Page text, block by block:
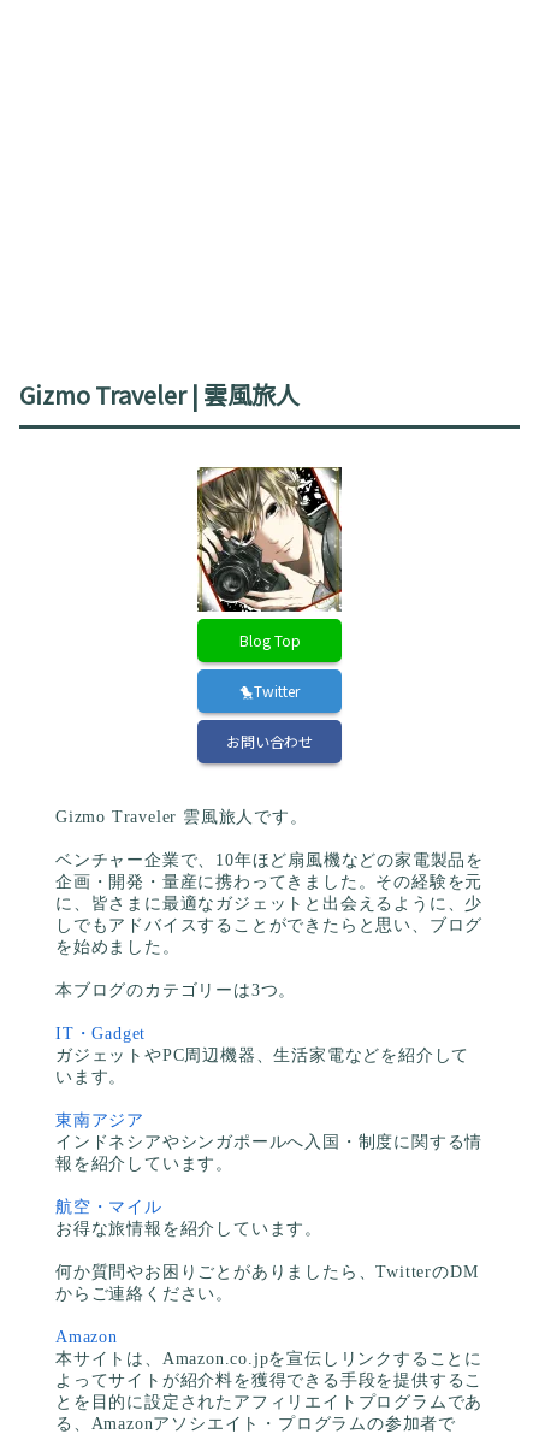
Gizmo Traveler | 雲風旅人
Blog Top
🐤Twitter
お問い合わせ
Gizmo Traveler 雲風旅人です。
ベンチャー企業で、10年ほど扇風機などの家電製品を
企画・開発・量産に携わってきました。その経験を元
に、皆さまに最適なガジェットと出会えるように、少
しでもアドバイスすることができたらと思い、ブログ
を始めました。
本ブログのカテゴリーは3つ。
IT・Gadget
ガジェットやPC周辺機器、生活家電などを紹介して
います。
東南アジア
インドネシアやシンガポールへ入国・制度に関する情
報を紹介しています。
航空・マイル
お得な旅情報を紹介しています。
何か質問やお困りごとがありましたら、TwitterのDM
からご連絡ください。
Amazon
本サイトは、Amazon.co.jpを宣伝しリンクすることに
よってサイトが紹介料を獲得できる手段を提供するこ
とを目的に設定されたアフィリエイトプログラムであ
る、Amazonアソシエイト・プログラムの参加者で